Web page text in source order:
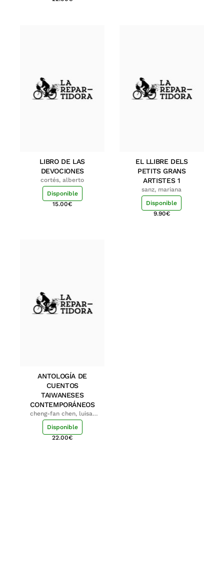
LIBRO DE LAS
DEVOCIONES
cortés, alberto
Disponible
15.00€
EL LLIBRE DELS
PETITS GRANS
ARTISTES 1
sanz, mariana
Disponible
9.90€
ANTOLOGÍA DE
CUENTOS
TAIWANESES
CONTEMPORÁNEOS
cheng-fan chen, luisa;
shu-ying chang, luisa
Disponible
22.00€